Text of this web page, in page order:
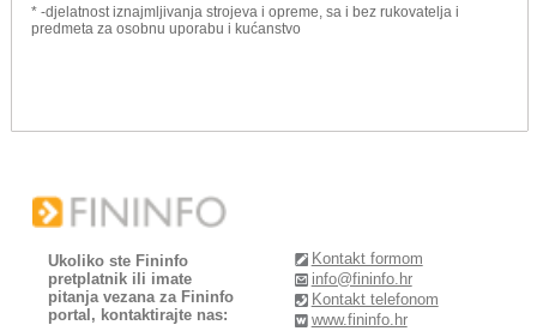
* -djelatnost iznajmljivanja strojeva i opreme, sa i bez rukovatelja i
predmeta za osobnu uporabu i kućanstvo
Ukoliko ste Fininfo
pretplatnik ili imate
pitanja vezana za Fininfo
portal, kontaktirajte nas:
Kontakt formom
info@fininfo.hr
Kontakt telefonom
www.fininfo.hr